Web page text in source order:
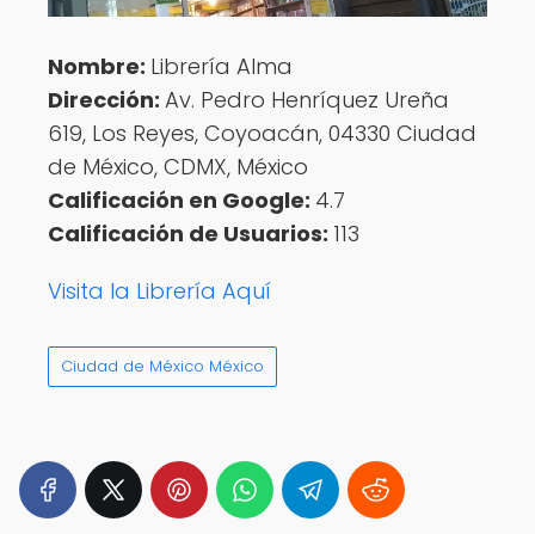
Nombre: Librería Alma
Dirección: Av. Pedro Henríquez Ureña
619, Los Reyes, Coyoacán, 04330 Ciudad
de México, CDMX, México
Calificación en Google: 4.7
Calificación de Usuarios: 113
Visita la Librería Aquí
Ciudad de México México